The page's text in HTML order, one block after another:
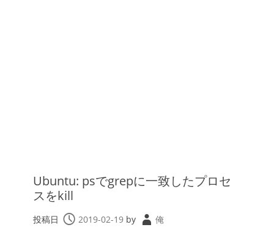
Ubuntu: psでgrepに一致したプロセ
スをkill
投稿日 2019-02-19 by 俺